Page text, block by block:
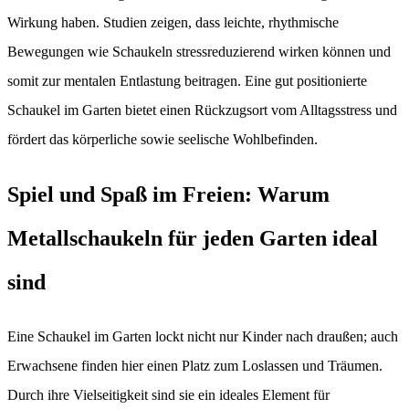
Wirkung haben. Studien zeigen, dass leichte, rhythmische
Bewegungen wie Schaukeln stressreduzierend wirken können und
somit zur mentalen Entlastung beitragen. Eine gut positionierte
Schaukel im Garten bietet einen Rückzugsort vom Alltagsstress und
fördert das körperliche sowie seelische Wohlbefinden.
Spiel und Spaß im Freien: Warum
Metallschaukeln für jeden Garten ideal
sind
Eine Schaukel im Garten lockt nicht nur Kinder nach draußen; auch
Erwachsene finden hier einen Platz zum Loslassen und Träumen.
Durch ihre Vielseitigkeit sind sie ein ideales Element für